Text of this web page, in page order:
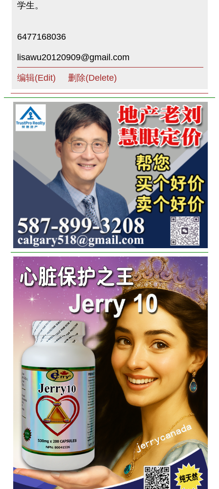
学生。
6477168036
lisawu20120909@gmail.com
编辑(Edit) 删除(Delete)